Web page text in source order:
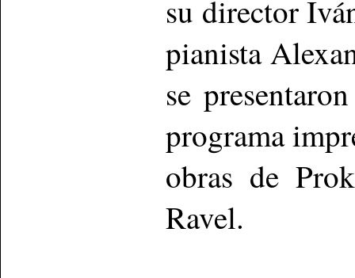
su director
pianista
se
programa
obras de
Ravel.